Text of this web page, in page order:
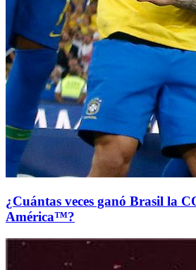
¿Cuántas veces ganó Brasil la
América™?